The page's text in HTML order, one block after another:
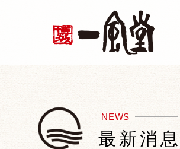
NEWS
最新消息